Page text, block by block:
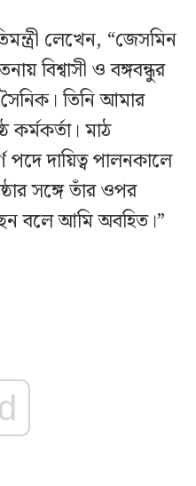
লেখেন, “জেসমিন
বিশ্বাসী ও বঙ্গবন্ধুর
তিনি আমার
কর্মকর্তা। মাঠ
পদে দায়িত্ব পালনকালে
সঙ্গে তাঁর ওপর
বলে আমি অবহিত।”